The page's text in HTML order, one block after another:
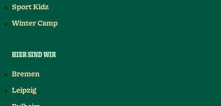
Sport Kidz
Winter Camp
HIER SIND WIR
Bremen
Leipzig